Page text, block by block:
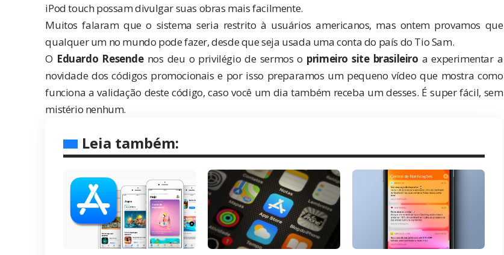
iPod touch possam divulgar suas obras mais facilmente.
Muitos falaram que o sistema seria restrito à usuários americanos, mas ontem provamos que
qualquer um no mundo pode fazer, desde que seja usada uma conta do país do Tio Sam.
O Eduardo Resendenos deu o privilégio de sermos o primeiro site brasileiro a experimentar a
novidade dos códigos promocionais e por isso preparamos um pequeno vídeo que mostra como
funciona a validação deste código, caso você um dia também receba um desses. É super fácil, sem
mistério nenhum.
Leia também: